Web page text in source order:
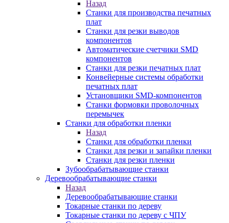
Назад
Станки для производства печатных
плат
Станки для резки выводов
компонентов
Автоматические счетчики SMD
компонентов
Станки для резки печатных плат
Конвейерные системы обработки
печатных плат
Установщики SMD-компонентов
Станки формовки проволочных
перемычек
Станки для обработки пленки
Назад
Станки для обработки пленки
Станки для резки и запайки пленки
Станки для резки пленки
Зубообрабатывающие станки
Деревообрабатывающие станки
Назад
Деревообрабатывающие станки
Токарные станки по дереву
Токарные станки по дереву с ЧПУ